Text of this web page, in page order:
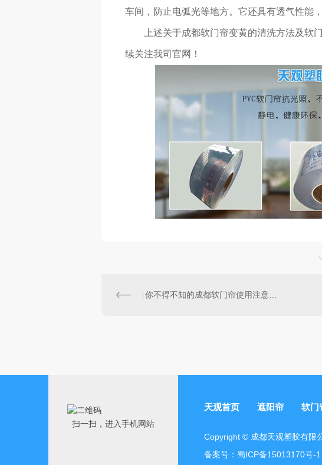
车间，防止电弧光等地方。它还具有透气性能
上述关于成都软门帘变黄的清洗方法及软
续关注我司官网！
你不得不知的成都软门帘使用注意事项
扫一扫，进入手机网站
天观首页 遮阳帘 软门
Copyright © 成都天观塑胶有限
备案号： 蜀ICP备15013170号-1